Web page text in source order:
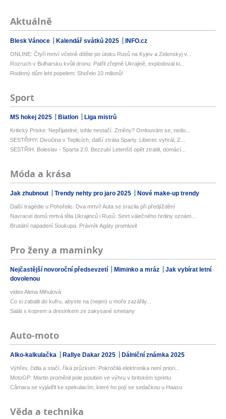
Aktuálně
Blesk Vánoce Kalendář svátků 2025 INFO.cz
ONLINE: Čtyři mrtví včetně dítěte po útoku Rusů na Kyjev a Zelenskyj v...
Rozruch v Bulharsku kvůli dronu: Patřil zřejmě Ukrajině, explodoval ki...
Rodinný dům lehl popelem: Shořelo 10 milionů!
Sport
MS hokej 2025 Biatlon Liga mistrů
Kritický Priske: Nepřijatelné, tohle nestačí. Změny? Omlouvám se, nedo...
SESTŘIHY: Divočina v Teplicích, další ztráta Sparty. Liberec vyhrál, Z...
SESTŘIH: Boleslav - Sparta 2:0. Bezzubí Letenští opět ztratili, domácí...
Móda a krása
Jak zhubnout Trendy nehty pro jaro 2025 Nové make-up trendy
Další tragédie u Pohořelic: Dva mrtví! Auta se srazila při předjíždění
Navracel domů mrtvá těla Ukrajinců i Rusů: Smrt válečného hrdiny oznám...
Brutální napadení Soukupa. Právník Agáty promluvil
Pro ženy a maminky
Nejčastější novoroční předsevzetí Miminko a mráz
Jak vybírat letní
dovolenou
video Alena Mihulová
Co si zabalit do kufru, abyste na (nejen) u moře zazářily...
Salát s koprem a dresinkem ze zakysané smetany
Auto-moto
Alko-kalkulačka Rallye Dakar 2025 Dálniční známka 2025
Výhřev, čidla a stačí, říká průzkum. Pokročilá elektronika není priori...
MotoGP: Martin proměnil pole position ve výhru v britském sprintu
Câmara se vyjádřil ke spekulacím, které ho pojí se sedačkou u Haasu
Věda a technika